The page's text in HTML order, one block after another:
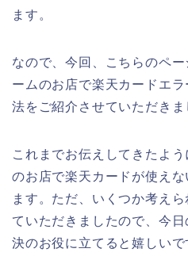
ます。
なので、今回、こちらのペ
ームのお店で楽天カードエ
法をご紹介させていただきま
これまでお伝えしてきたよ
のお店で楽天カードが使え
ます。ただ、いくつか考え
ていただきましたので、今
決のお役に立てると嬉しいで